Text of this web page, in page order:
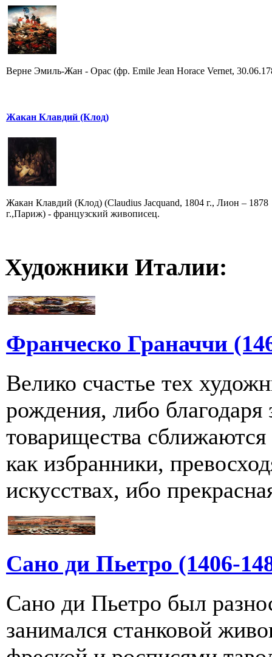
Верне Эмиль-Жан - Орас (фр. Emile Jean Horace Vernet,
Жакан Клавдий (Клод)
Жакан Клавдий (Клод) (Claudius Jacquand, 1804 г., Лион – 1878
г.,Париж) - французский живописец.
Художники Италии:
Франческо Граначчи
Велико счастье тех
рождения, либо благодаря
товарищества
как избранники,
искусствах, ибо
Сано ди Пьетро (1406-
Сано ди Пьетро был
занимался станковой